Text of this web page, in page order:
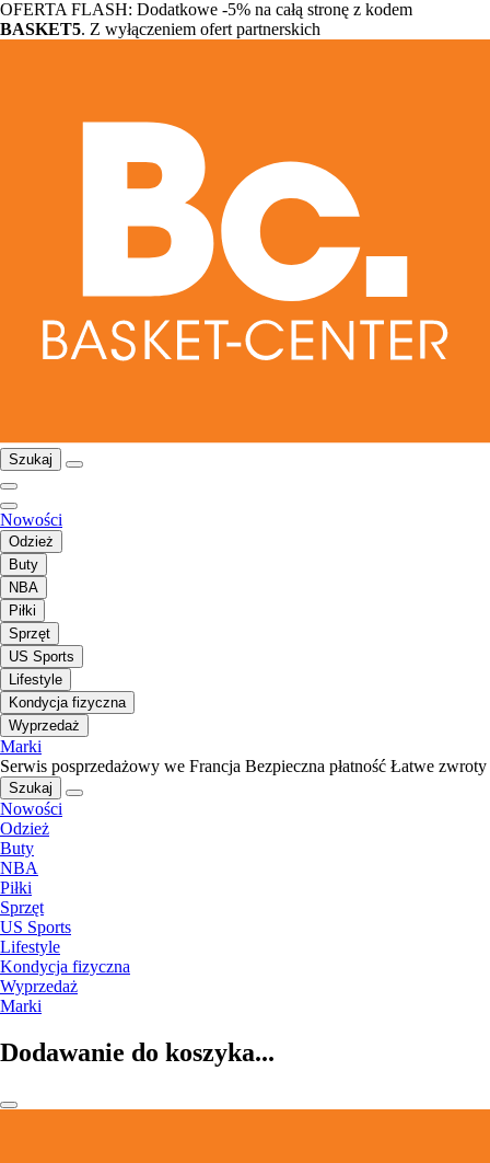
OFERTA FLASH: Dodatkowe -5% na całą stronę z kodem
BASKET5. Z wyłączeniem ofert partnerskich
Szukaj
Nowości
Odzież
Buty
NBA
Piłki
Sprzęt
US Sports
Lifestyle
Kondycja fizyczna
Wyprzedaż
Marki
Serwis posprzedażowy we Francja Bezpieczna płatność Łatwe zwroty
Szukaj
Nowości
Odzież
Buty
NBA
Piłki
Sprzęt
US Sports
Lifestyle
Kondycja fizyczna
Wyprzedaż
Marki
Dodawanie do koszyka...